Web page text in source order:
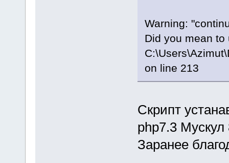
Warning:
Did you mean to
on line 213
Скрипт
php7.3
Заранее